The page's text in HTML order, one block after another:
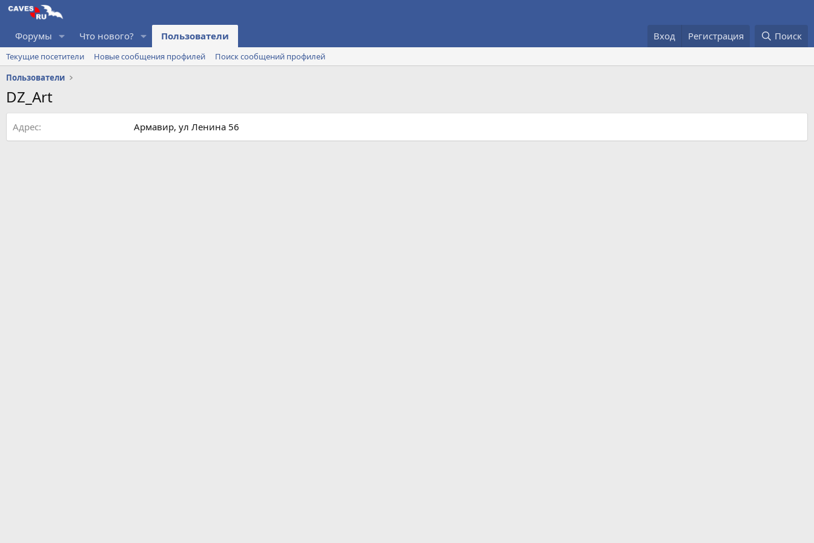
Форумы Что нового? Пользователи Вход Регистрация Поиск
Текущие посетители Новые сообщения профилей
Поиск сообщений профилей
Пользователи
DZ_Art
Адрес Армавир, ул Ленина 56